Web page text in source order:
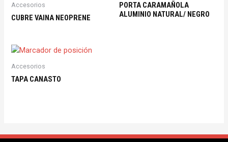
Accesorios
CUBRE VAINA NEOPRENE
PORTA CARAMAÑOLA
ALUMINIO NATURAL/ NEGRO
Accesorios
TAPA CANASTO